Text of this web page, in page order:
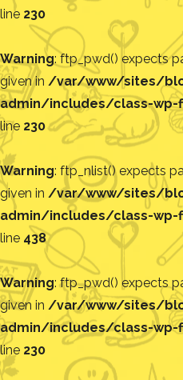
line 230
Warning: ftp_pwd() expects
given in /var/www/sites/
admin/includes/class-
line 230
Warning: ftp_nlist() expects
given in /var/www/sites/
admin/includes/class-
line 438
Warning: ftp_pwd() expects
given in /var/www/sites/
admin/includes/class-
line 230